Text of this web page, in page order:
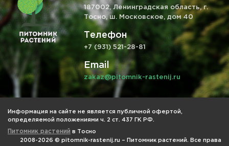
187002, Ленинградская область, г.
Тосно, ш. Московское, дом 40
Телефон
+7 (931) 521-28-81
Email
zakaz@pitomnik-rastenij.ru
Информация на сайте не является публичной офертой,
определяемой положениями ч. 2 ст. 437 ГК РФ.
Питомник растений в Тосно
2008-2026 © pitomnik-rastenij.ru – Питомник растений. Все права